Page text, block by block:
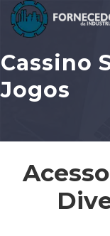
Cassino
Jogos